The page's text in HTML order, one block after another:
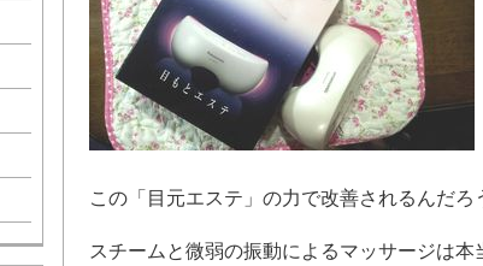
この「目元エステ」の力で改善されるんだろ
スチームと微弱の振動によるマッサージは本